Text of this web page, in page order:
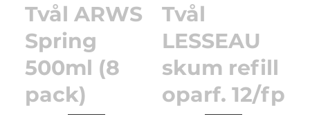
Tvål ARWS
Spring
500ml (8
pack)
Tvål
LESSEAU
skum refill
oparf. 12/fp